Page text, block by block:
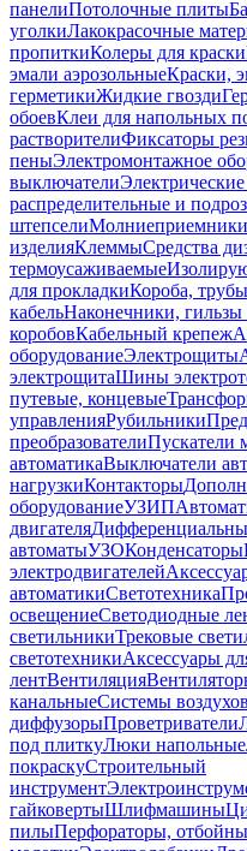
панелиПотолочные плиты
уголкиЛакокрасочные
пропиткиКолеры для краски
эмали аэрозольныеКраски,
герметикиЖидкие гвозди
обоевКлеи для напольных
растворителиФиксаторы
пеныЭлектромонтажное
выключатели
распределительные и
штепселиМолниеприемники
изделияКлеммыСредства
термоусаживаемые
для прокладкиКороба,
кабельНаконечники, гильзы
коробовКабельный крепеж
оборудованиеЭлектрощиты
электрощитаШины
путевые, концевые
управленияРубильники
преобразователиПускатели
автоматикаВыключатели
нагрузкиКонтакторы
оборудованиеУЗИП
двигателя
автоматыУЗОКонденсаторы
электродвигателей
автоматикиСветотехника
освещениеСветодиодные
светильникиТрековые
светотехникиАксессуары
лентВентиляция
канальныеСистемы
диффузорыПроветриватели
под плиткуЛюки напольные
покраскуСтроительный
инструмент
гайковертыШлифмашины
пилыПерфораторы,